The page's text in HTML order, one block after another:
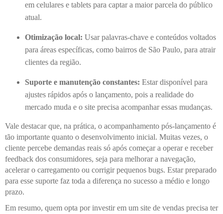
em celulares e tablets para captar a maior parcela do público
atual.
Otimização local: Usar palavras-chave e conteúdos voltados
para áreas específicas, como bairros de São Paulo, para atrair
clientes da região.
Suporte e manutenção constantes: Estar disponível para
ajustes rápidos após o lançamento, pois a realidade do
mercado muda e o site precisa acompanhar essas mudanças.
Vale destacar que, na prática, o acompanhamento pós-lançamento é
tão importante quanto o desenvolvimento inicial. Muitas vezes, o
cliente percebe demandas reais só após começar a operar e receber
feedback dos consumidores, seja para melhorar a navegação,
acelerar o carregamento ou corrigir pequenos bugs. Estar preparado
para esse suporte faz toda a diferença no sucesso a médio e longo
prazo.
Em resumo, quem opta por investir em um site de vendas precisa ter